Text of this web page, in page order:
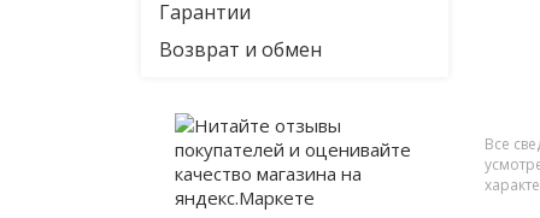
Гарантии
Возврат и обмен
Все